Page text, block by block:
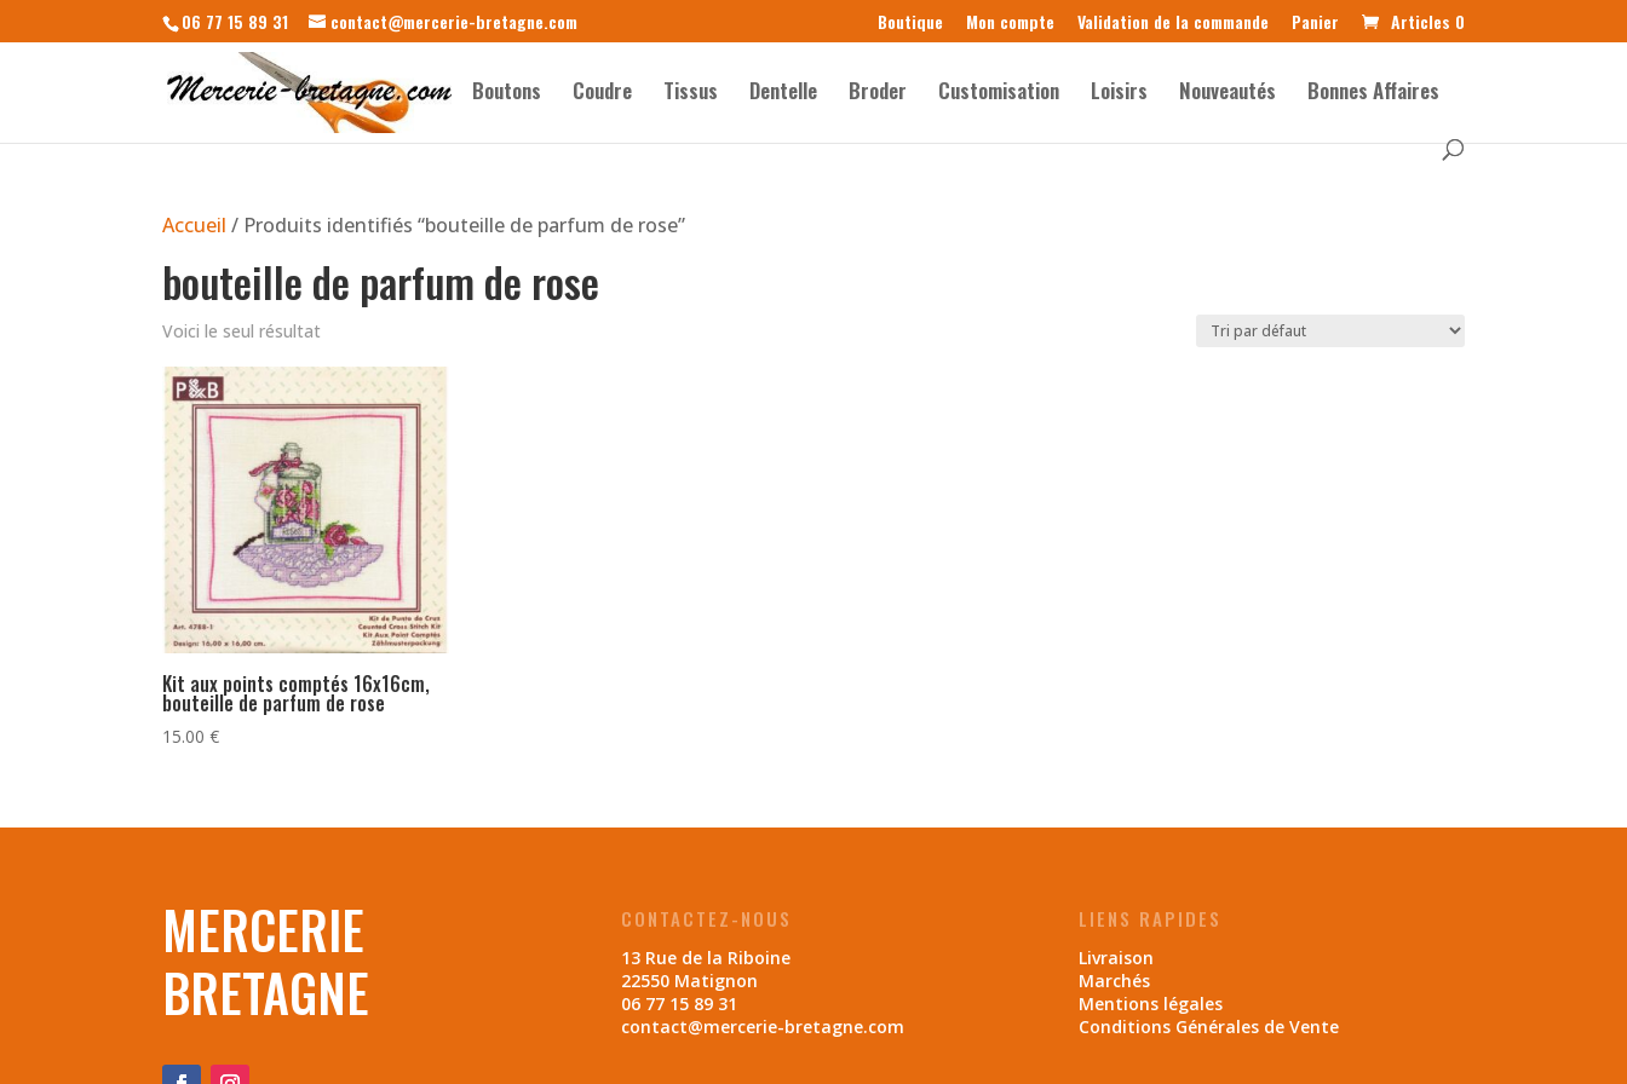
06 77 15 89 31 contact@mercerie-bretagne.com Boutique Mon compte Validation de la commande Panier Articles 0
Boutons Coudre Tissus Dentelle Broder Customisation Loisirs Nouveautés Bonnes Affaires
Accueil / Produits identifiés “bouteille de parfum de rose”
bouteille de parfum de rose
Voici le seul résultat
Kit aux points comptés 16x16cm,
bouteille de parfum de rose
15.00€
MERCERIE
BRETAGNE
CONTACTEZ-NOUS
13 Rue de la Riboine
22550 Matignon
06 77 15 89 31
contact@mercerie-bretagne.com
LIENS RAPIDES
Livraison
Marchés
Mentions légales
Conditions Générales de Vente